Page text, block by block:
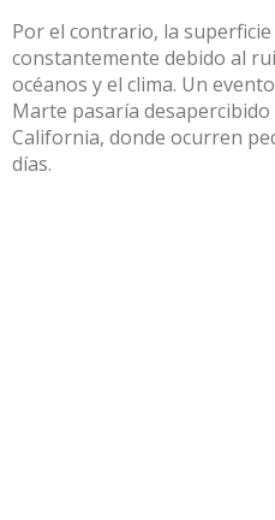
Por el contrario, la
constantemente debido al
océanos y el clima. Un
Marte pasaría
California, donde ocurren
días.